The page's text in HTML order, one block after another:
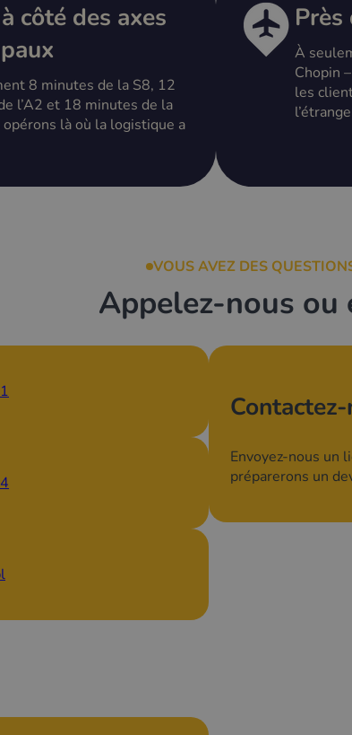
côté des axes
8 minutes de la S8, 12
l’A2 et 18 minutes de la
opérons là où la logistique a
Près
À
Chopin
les
VOUS AVEZ DES
Appelez-nous
Envoyez-nous un
préparerons un